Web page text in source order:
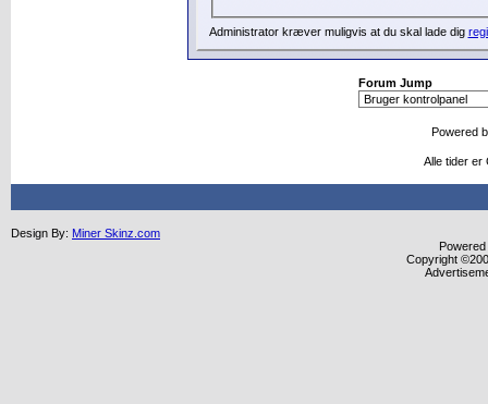
Administrator kræver muligvis at du skal lade dig
Forum Jump
Powered
Alle tider er
Design By: Miner Skinz.com
Copyright